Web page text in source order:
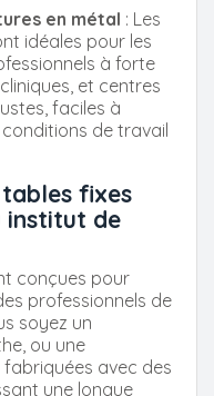
en métal : Les
idéales pour les
à forte
et centres
faciles à
de travail
fixes
institut de
conçues pour
professionnels de
soyez un
ou une
avec des
une longue